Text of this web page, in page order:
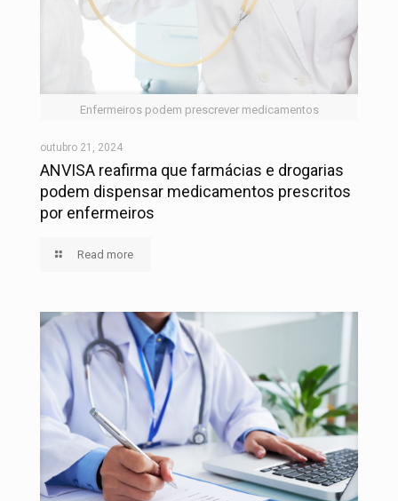
Enfermeiros podem prescrever medicamentos
outubro 21, 2024
ANVISA reafirma que farmácias e drogarias
podem dispensar medicamentos prescritos
por enfermeiros
Read more